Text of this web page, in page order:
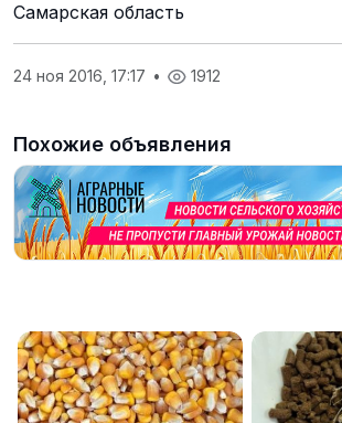
Самарская область
24 ноя 2016, 17:17 • 1912
Похожие объявления